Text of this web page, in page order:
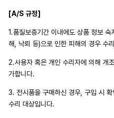
[A/S 규정]
1.품질보증기간 이내에도 상품 정보
해, 낙뢰 등)으로 인한 피해의 경우 수
2.사용자 혹은 개인 수리자에 의해 개
가합니다.
3. 전시품을 구매하신 경우, 구입 시
수리 대상입니다.